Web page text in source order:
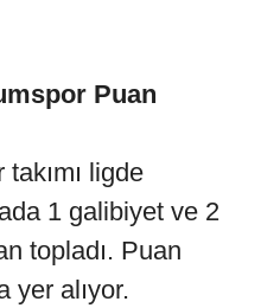
Puan
ligde
1 galibiyet ve 2
topladı. Puan
yer alıyor.